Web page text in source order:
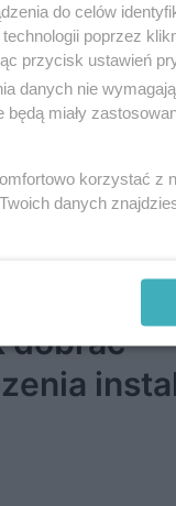
ochronie
CCTV
dobrać
do celów
poprzez
przycisk ustawień
danych nie
miały
korzystać z
danych